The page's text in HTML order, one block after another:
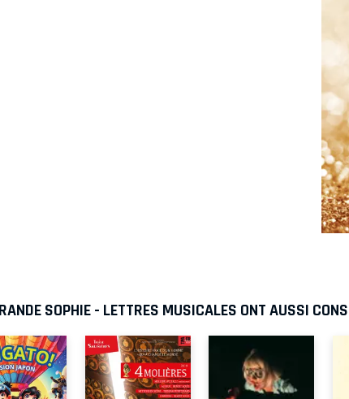
SOPHIE - LETTRES MUSICALES ONT AUSSI